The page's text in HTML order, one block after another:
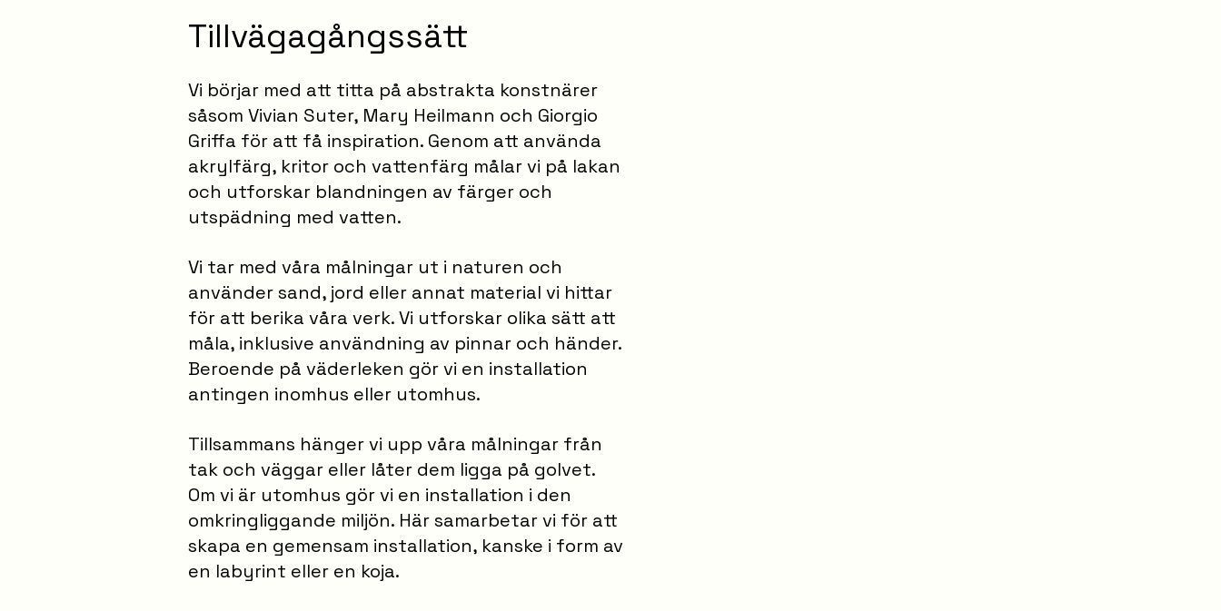
Tillvägagångssätt
Vi börjar med att titta på abstrakta konstnärer
såsom Vivian Suter, Mary Heilmann och Giorgio
Griffa för att få inspiration. Genom att använda
akrylfärg, kritor och vattenfärg målar vi på lakan
och utforskar blandningen av färger och
utspädning med vatten.
Vi tar med våra målningar ut i naturen och
använder sand, jord eller annat material vi hittar
för att berika våra verk. Vi utforskar olika sätt att
måla, inklusive användning av pinnar och händer.
Beroende på väderleken gör vi en installation
antingen inomhus eller utomhus.
Tillsammans hänger vi upp våra målningar från
tak och väggar eller låter dem ligga på golvet.
Om vi är utomhus gör vi en installation i den
omkringliggande miljön. Här samarbetar vi för att
skapa en gemensam installation, kanske i form av
en labyrint eller en koja.